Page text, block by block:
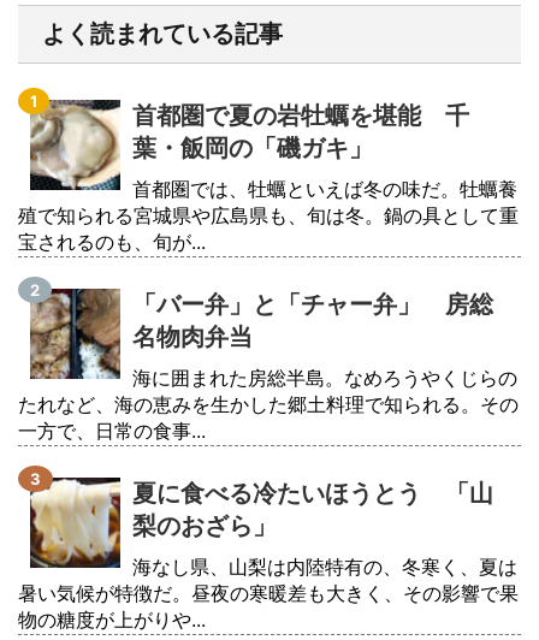
よく読まれている記事
首都圏で夏の岩牡蠣を堪能 千
葉・飯岡の「磯ガキ」
首都圏では、牡蠣といえば冬の味だ。牡蠣養
殖で知られる宮城県や広島県も、旬は冬。鍋の具として重
宝されるのも、旬が...
「バー弁」と「チャー弁」 房総
名物肉弁当
海に囲まれた房総半島。なめろうやくじらの
たれなど、海の恵みを生かした郷土料理で知られる。その
一方で、日常の食事...
夏に食べる冷たいほうとう 「山
梨のおざら」
海なし県、山梨は内陸特有の、冬寒く、夏は
暑い気候が特徴だ。昼夜の寒暖差も大きく、その影響で果
物の糖度が上がりや...